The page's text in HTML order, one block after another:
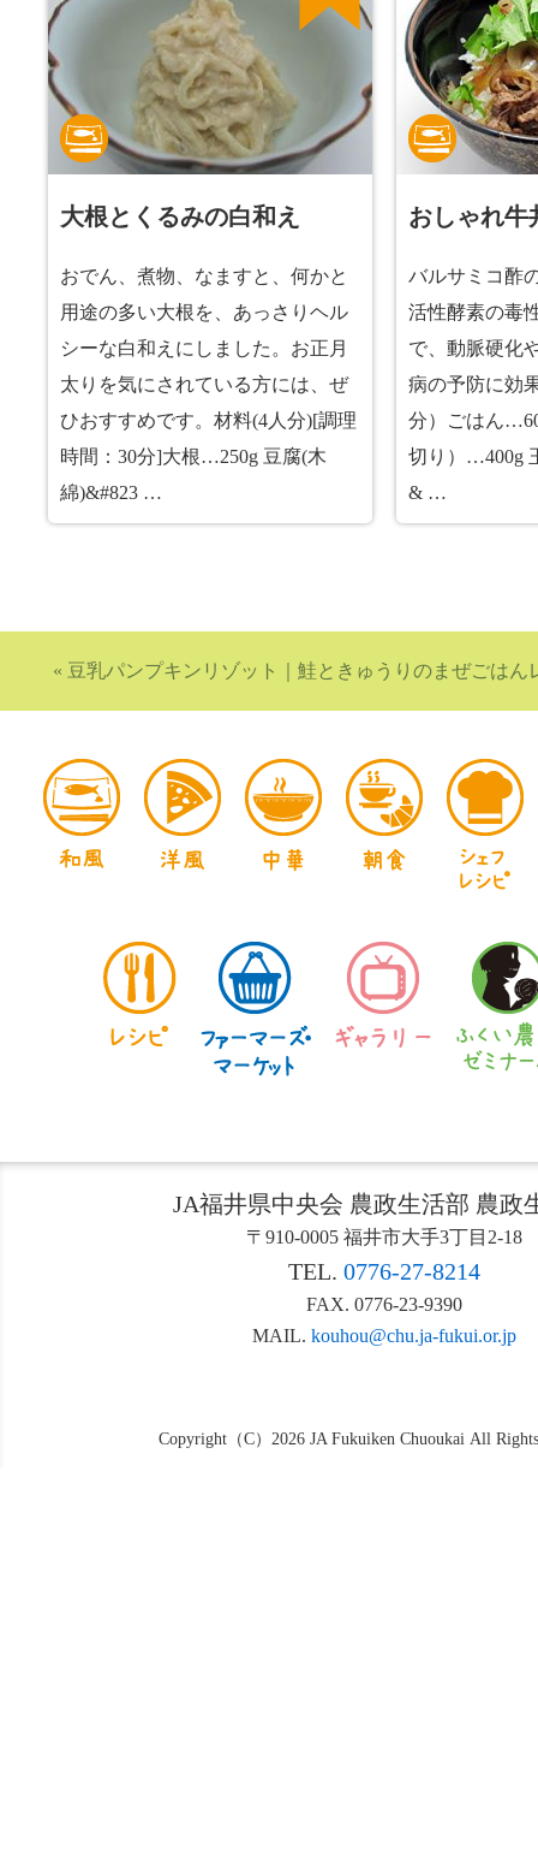
大根とくるみの白和え
おでん、煮物、なますと、何かと
用途の多い大根を、あっさりヘル
シーな白和えにしました。お正月
太りを気にされている方には、ぜ
ひおすすめです。材料(4人分)[調理
時間：30分]大根…250g 豆腐(木
綿)&#823 …
おしゃれ牛
バルサミコ酢
活性酵素の毒
で、動脈硬化
病の予防に効
分）ごはん
切り）…400g
& …
« 豆乳パンプキンリゾット 鮭ときゅうりのまぜごはん
JA福井県中央会 農政生活部 農政
〒910-0005 福井市大手3丁目2-18
TEL. 0776-27-8214
FAX. 0776-23-9390
MAIL. kouhou@chu.ja-fukui.or.jp
Copyright（C）2026 JA Fukuiken Chuoukai All